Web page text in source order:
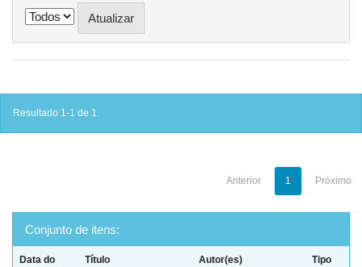
Resultado 1-1 de 1.
Anterior 1 Próximo
Conjunto de itens:
Data do
Título Autor(es) Tipo